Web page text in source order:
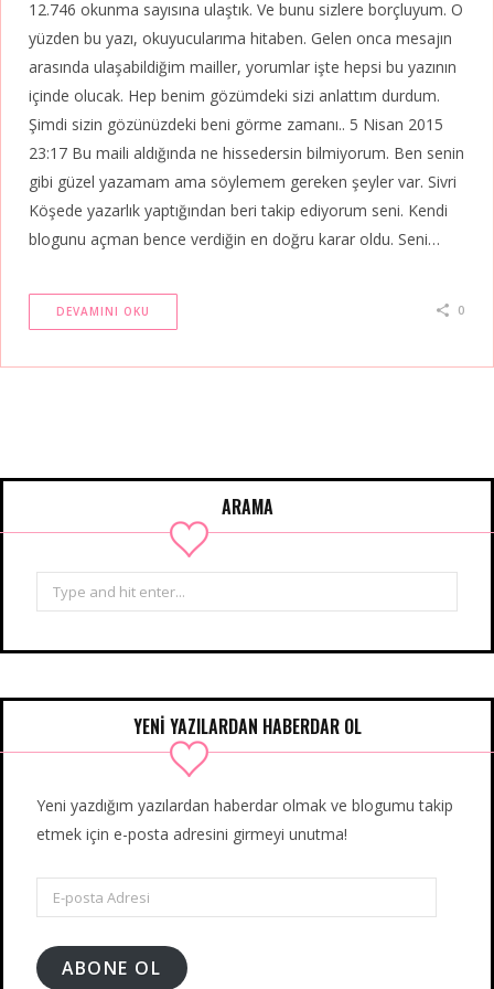
12.746 okunma sayısına ulaştık. Ve bunu sizlere borçluyum. O
yüzden bu yazı, okuyucularıma hitaben. Gelen onca mesajın
arasında ulaşabildiğim mailler, yorumlar işte hepsi bu yazının
içinde olucak. Hep benim gözümdeki sizi anlattım durdum.
Şimdi sizin gözünüzdeki beni görme zamanı.. 5 Nisan 2015
23:17 Bu maili aldığında ne hissedersin bilmiyorum. Ben senin
gibi güzel yazamam ama söylemem gereken şeyler var. Sivri
Köşede yazarlık yaptığından beri takip ediyorum seni. Kendi
blogunu açman bence verdiğin en doğru karar oldu. Seni…
DEVAMINI OKU 0
ARAMA
Search
for:
YENİ YAZILARDAN HABERDAR OL
Yeni yazdığım yazılardan haberdar olmak ve blogumu takip
etmek için e-posta adresini girmeyi unutma!
posta
Adresi
ABONE OL